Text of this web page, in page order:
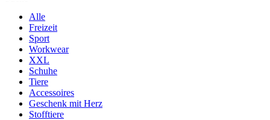
Alle
Freizeit
Sport
Workwear
XXL
Schuhe
Tiere
Accessoires
Geschenk mit Herz
Stofftiere